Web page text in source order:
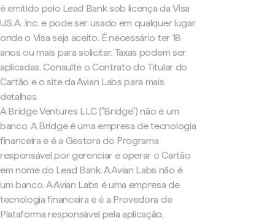
é emitido pelo Lead Bank sob licença da Visa
U.S.A. Inc. e pode ser usado em qualquer lugar
onde o Visa seja aceito. É necessário ter 18
anos ou mais para solicitar. Taxas podem ser
aplicadas. Consulte o Contrato do Titular do
Cartão e o site da Avian Labs para mais
detalhes.
A Bridge Ventures LLC ("Bridge") não é um
banco. A Bridge é uma empresa de tecnologia
financeira e é a Gestora do Programa
responsável por gerenciar e operar o Cartão
em nome do Lead Bank. A Avian Labs não é
um banco. A Avian Labs é uma empresa de
tecnologia financeira e é a Provedora de
Plataforma responsável pela aplicação,